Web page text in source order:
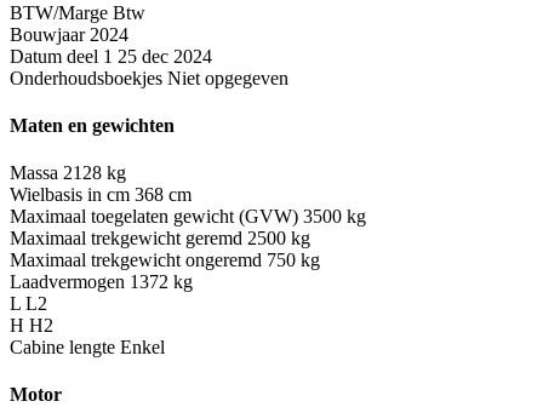
BTW/Marge Btw
Bouwjaar 2024
Datum deel 1 25 dec 2024
Onderhoudsboekjes Niet opgegeven
Maten en gewichten
Massa 2128 kg
Wielbasis in cm 368 cm
Maximaal toegelaten gewicht (GVW) 3500 kg
Maximaal trekgewicht geremd 2500 kg
Maximaal trekgewicht ongeremd 750 kg
Laadvermogen 1372 kg
L L2
H H2
Cabine lengte Enkel
Motor